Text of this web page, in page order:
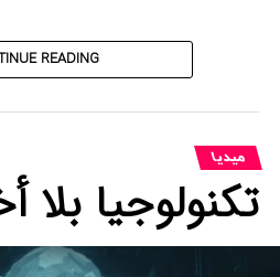
READING
میدیا
تكنولوجيا بلا